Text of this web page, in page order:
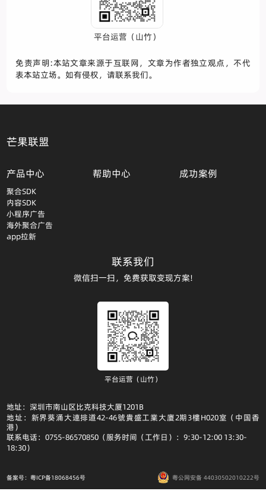
平台运营（山竹）
免责声明:本站文章来源于互联网，文章为作者独立观点，不代
表本站立场。如有侵权，请联系我们。
芒果联盟
产品中心
聚合SDK
内容SDK
小程序广告
海外聚合广告
app拉新
帮助中心 成功案例
联系我们
微信扫一扫，免费获取变现方案!
平台运营（山竹）
地址：深圳市南山区比克科技大厦1201B
地址：新界葵涌大連排道42-46號貴盛工業大廈2期3樓H020室（中国香
港）
联系电话：0755-86570850（服务时间（工作日）：9:30-12:00 13:30-
18:30）
备案号：粤ICP备18068456号 粤公网安备 44030502010222号